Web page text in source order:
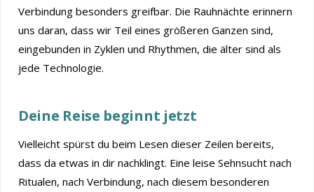
Verbindung besonders greifbar. Die Rauhnächte erinnern
uns daran, dass wir Teil eines größeren Ganzen sind,
eingebunden in Zyklen und Rhythmen, die älter sind als
jede Technologie.
Deine Reise beginnt jetzt
Vielleicht spürst du beim Lesen dieser Zeilen bereits,
dass da etwas in dir nachklingt. Eine leise Sehnsucht nach
Ritualen, nach Verbindung, nach diesem besonderen